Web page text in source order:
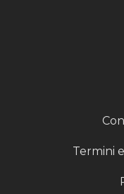
Termini